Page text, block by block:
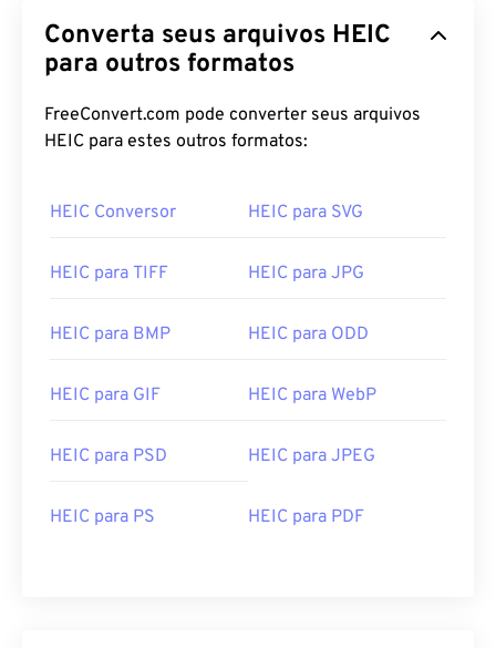
Converta seus arquivos HEIC
para outros formatos
FreeConvert.com pode converter seus arquivos
HEIC para estes outros formatos:
HEIC Conversor HEIC para SVG
HEIC para TIFF HEIC para JPG
HEIC para BMP HEIC para ODD
HEIC para GIF HEIC para WebP
HEIC para PSD HEIC para JPEG
HEIC para PS HEIC para PDF